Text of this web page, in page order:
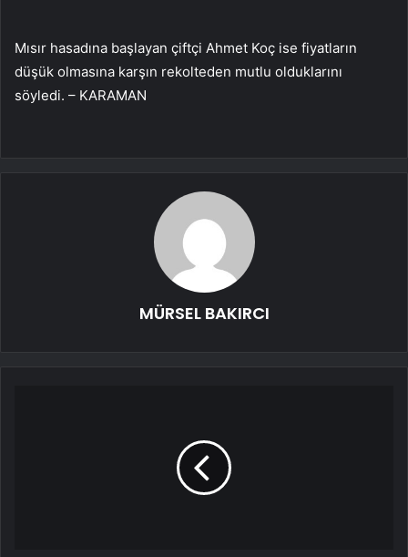
Mısır hasadına başlayan çiftçi Ahmet Koç ise fiyatların
düşük olmasına karşın rekolteden mutlu olduklarını
söyledi. – KARAMAN
MÜRSEL BAKIRCI